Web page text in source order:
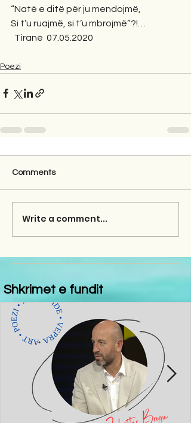
“Natë e ditë për ju mendojmë,
Si t’u ruajmë, si t’u mbrojmë”?!…
  Tiranë  07.05.2020
Poezi
Comments
Write a comment...
Shkrimet e fundit